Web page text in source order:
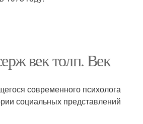
век толп. Век
современного психолога
социальных представлений